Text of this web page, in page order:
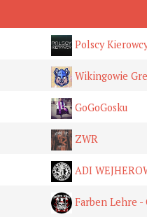
Polscy
Wikingowie
GoGoGosku
ZWR
ADI
Farben Lehre